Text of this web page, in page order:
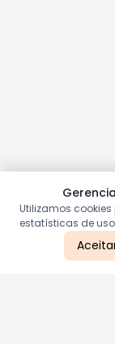
Utilizamos
estatísticas de